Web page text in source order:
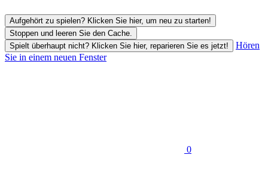
Aufgehört zu spielen? Klicken Sie hier, um neu zu starten!
Stoppen und leeren Sie den Cache.
Spielt überhaupt nicht? Klicken Sie hier, reparieren Sie es jetzt!
Hören
Sie in einem neuen Fenster
0